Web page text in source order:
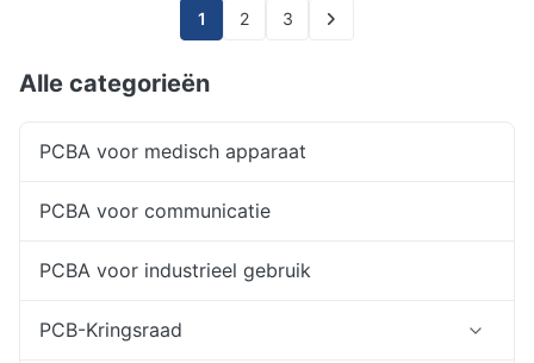
1 2 3
Alle categorieën
PCBA voor medisch apparaat
PCBA voor communicatie
PCBA voor industrieel gebruik
PCB-Kringsraad